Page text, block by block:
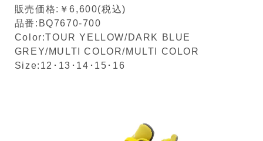
販売価格:￥6,600(税込)
品番:BQ7670-700
Color:TOUR YELLOW/DARK BLUE
GREY/MULTI COLOR/MULTI COLOR
Size:12･13･14･15･16